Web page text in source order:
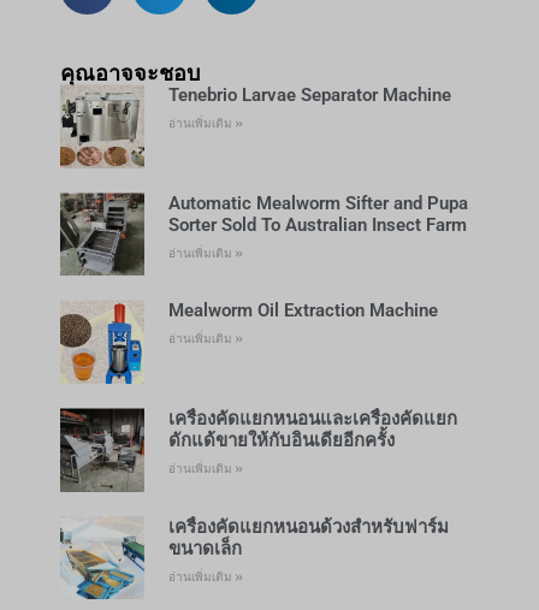
คุณอาจจะชอบ
Tenebrio Larvae Separator Machine
อ่านเพิ่มเติม »
Automatic Mealworm Sifter and Pupa
Sorter Sold To Australian Insect Farm
อ่านเพิ่มเติม »
Mealworm Oil Extraction Machine
อ่านเพิ่มเติม »
เครื่องคัดแยกหนอนและเครื่องคัดแยก
ดักแด้ขายให้กับอินเดียอีกครั้ง
อ่านเพิ่มเติม »
เครื่องคัดแยกหนอนด้วงสำหรับฟาร์ม
ขนาดเล็ก
อ่านเพิ่มเติม »